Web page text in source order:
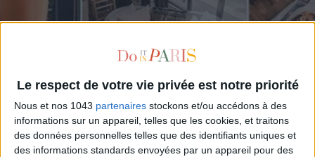
Le respect de votre vie privée est notre priorité
Nous et nos 1043 partenaires stockons et/ou accédons à des
informations sur un appareil, telles que les cookies, et traitons
des données personnelles telles que des identifiants uniques et
des informations standards envoyées par un appareil pour des
LACTEM : UN DÉLICIEUX BRUNCH À SAVOURER DANS UNE BAIGNOIRE